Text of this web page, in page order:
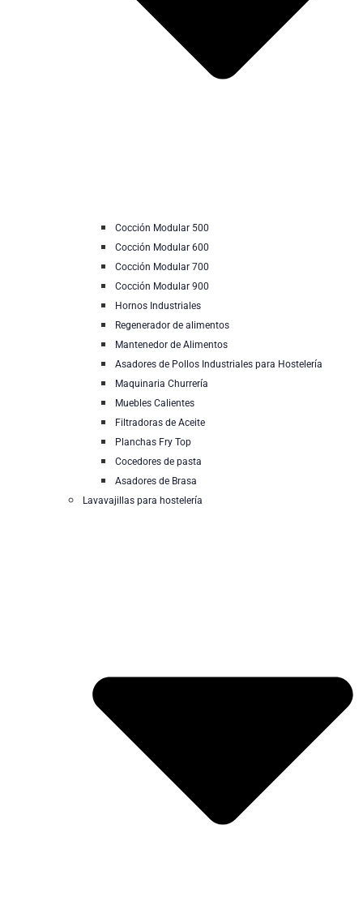
Cocción Modular 500
Cocción Modular 600
Cocción Modular 700
Cocción Modular 900
Hornos Industriales
Regenerador de alimentos
Mantenedor de Alimentos
Asadores de Pollos Industriales para Hostelería
Maquinaria Churrería
Muebles Calientes
Filtradoras de Aceite
Planchas Fry Top
Cocedores de pasta
Asadores de Brasa
Lavavajillas para hostelería